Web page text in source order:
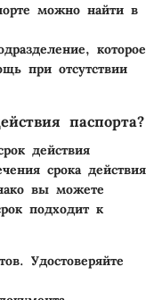
можно найти в
которое
при отсутствии
паспорта?
действия
срока действия
вы можете
подходит к
Удостоверяйте